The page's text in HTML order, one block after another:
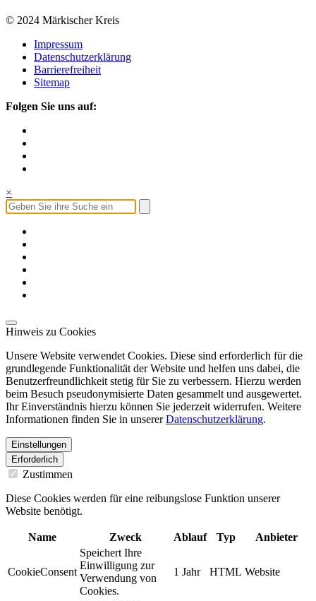
© 2024 Märkischer Kreis
Impressum
Datenschutzerklärung
Barrierefreiheit
Sitemap
Folgen Sie uns auf:
×
Hinweis zu Cookies
Unsere Website verwendet Cookies. Diese sind erforderlich für die
grundlegende Funktionalität der Website und helfen uns dabei, die
Benutzerfreundlichkeit stetig für Sie zu verbessern. Hierzu werden
beim Besuch pseudonymisierte Daten gesammelt und ausgewertet.
Ihr Einverständnis hierzu können Sie jederzeit widerrufen. Weitere
Informationen finden Sie in unsererDatenschutzerklärung.
Einstellungen
Erforderlich
Zustimmen
Diese Cookies werden für eine reibungslose Funktion unserer
Website benötigt.
Name Zweck Ablauf Typ Anbieter
CookieConsent
Speichert Ihre
Einwilligung zur
Verwendung von
Cookies.
1 Jahr HTML Website